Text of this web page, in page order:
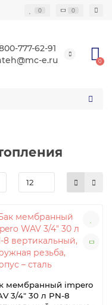
0 0
777-62-91
e.ru
0
мембранный impero
3/4″ 30 л PN-8